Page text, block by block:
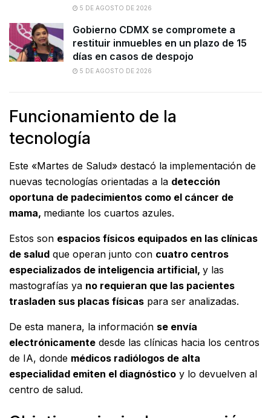
5 DE AGOSTO DE 2026
Gobierno CDMX se compromete a
restituir inmuebles en un plazo de 15
días en casos de despojo
5 DE AGOSTO DE 2026
Funcionamiento de la
tecnología
Este «Martes de Salud» destacó la implementación de
nuevas tecnologías orientadas a la detección
oportuna de padecimientos como el cáncer de
mama, mediante los cuartos azules.
Estos son espacios físicos equipados en las clínicas
de salud que operan junto con cuatro centros
especializados de inteligencia artificial, y las
mastografías ya no requieran que las pacientes
trasladen sus placas físicas para ser analizadas.
De esta manera, la información se envía
electrónicamente desde las clínicas hacia los centros
de IA, donde médicos radiólogos de alta
especialidad emiten el diagnóstico y lo devuelven al
centro de salud.